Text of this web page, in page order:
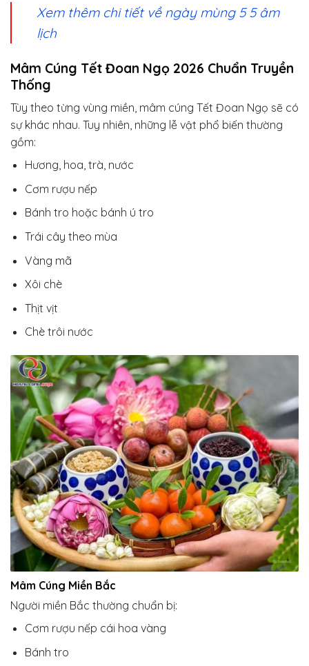
Xem thêm chi tiết về ngày mùng 5 5 âm
lịch
Mâm Cúng Tết Đoan Ngọ 2026 Chuẩn Truyền
Thống
Tùy theo từng vùng miền, mâm cúng Tết Đoan Ngọ sẽ có
sự khác nhau. Tuy nhiên, những lễ vật phổ biến thường
gồm:
Hương, hoa, trà, nước
Cơm rượu nếp
Bánh tro hoặc bánh ú tro
Trái cây theo mùa
Vàng mã
Xôi chè
Thịt vịt
Chè trôi nước
Mâm Cúng Miền Bắc
Người miền Bắc thường chuẩn bị:
Cơm rượu nếp cái hoa vàng
Bánh tro